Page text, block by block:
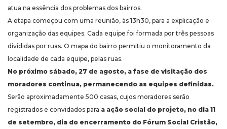
atua na essência dos problemas dos bairros.
A etapa começou com uma reunião, às 13h30, para a explicação e
organização das equipes. Cada equipe foi formada por três pessoas
divididas por ruas. O mapa do bairro permitiu o monitoramento da
localidade de cada equipe, pelas ruas.
No próximo sábado, 27 de agosto, a fase de visitação dos
moradores continua, permanecendo as equipes definidas.
Serão aproximadamente 500 casas, cujos moradores serão
registrados e convidados para a ação social do projeto, no dia 11
de setembro, dia do encerramento do Fórum Social Cristão,